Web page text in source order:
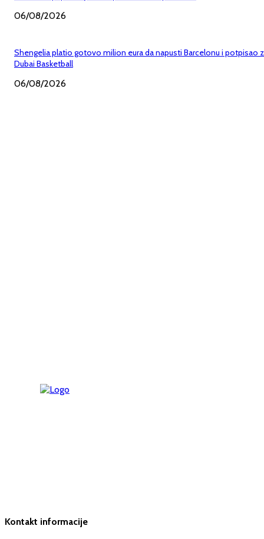
06/08/2026
Shengelia platio gotovo milion eura da napusti Barcelonu i potpisao
Dubai Basketball
06/08/2026
Kontakt informacije